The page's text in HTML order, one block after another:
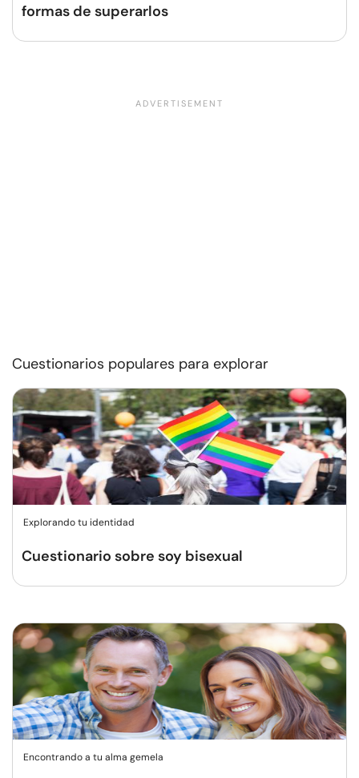
formas de superarlos
Cuestionarios populares para explorar
Explorando tu identidad
Cuestionario sobre soy bisexual
Encontrando a tu alma gemela